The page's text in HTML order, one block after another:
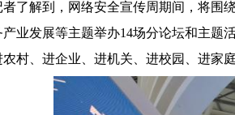
者了解到，网络安全宣传周期间，将围
产业发展等主题举办14场分论坛和主题
农村、进企业、进机关、进校园、进家